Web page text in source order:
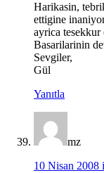
Harikasin,
ettigine
ayrica tesekkur
Basarilarinin
Sevgiler,
Gül
Yanıtla
mz
10 Nisan 2008